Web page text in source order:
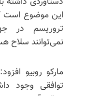
این موضوع است
تروریسم در
نمی‌توانند سلاح
مارکو روبیو
توافقی وجود